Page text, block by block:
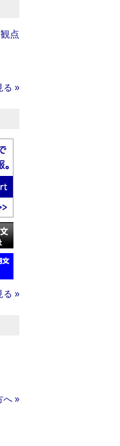
点
る »
る »
へ »